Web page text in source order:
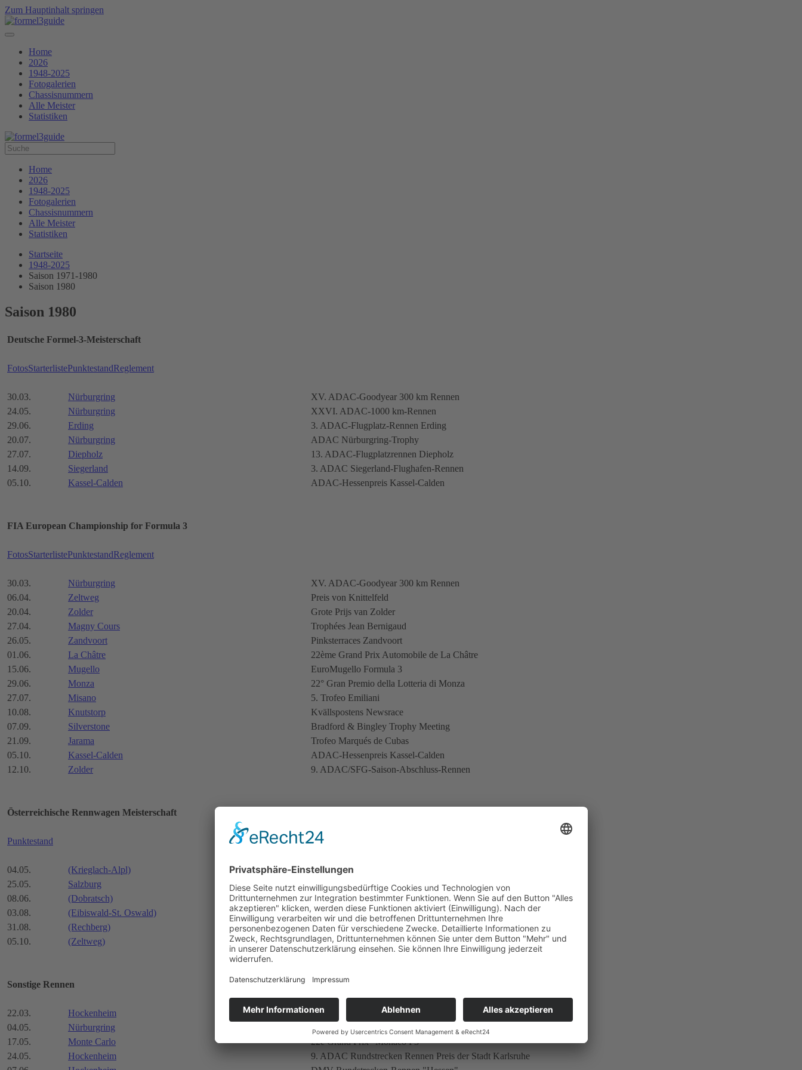
Zum Hauptinhalt springen
Home
2026
1948-2025
Fotogalerien
Chassisnummern
Alle Meister
Statistiken
Home
2026
1948-2025
Fotogalerien
Chassisnummern
Alle Meister
Statistiken
Startseite
1948-2025
Saison 1971-1980
Saison 1980
Saison 1980
Deutsche Formel-3-Meisterschaft
FotosStarterlistePunktestandReglement
30.03. Nürburgring
XV. ADAC-Goodyear 300 km Rennen
24.05.
Nürburgring
XXVI. ADAC-1000 km-Rennen
29.06.
Erding
3. ADAC-Flugplatz-Rennen Erding
20.07.
Nürburgring
ADAC Nürburgring-Trophy
27.07.
Diepholz
13. ADAC-Flugplatzrennen Diepholz
14.09.
Siegerland
3. ADAC Siegerland-Flughafen-Rennen
05.10.
Kassel-Calden ADAC-Hessenpreis Kassel-Calden
FIA European Championship for Formula 3
FotosStarterlistePunktestandReglement
30.03. Nürburgring
XV. ADAC-Goodyear 300 km Rennen
06.04.
Zeltweg
Preis von Knittelfeld
20.04.
Zolder
Grote Prijs van Zolder
27.04.
Magny Cours
Trophées Jean Bernigaud
26.05.
Zandvoort
Pinksterraces Zandvoort
01.06.
La Châtre
22ème Grand Prix Automobile de La Châtre
15.06.
Mugello
EuroMugello Formula 3
29.06.
Monza
22° Gran Premio della Lotteria di Monza
27.07.
Misano
5. Trofeo Emiliani
10.08.
Knutstorp
Kvällspostens Newsrace
07.09.
Silverstone
Bradford & Bingley Trophy Meeting
21.09.
Jarama
Trofeo Marqués de Cubas
05.10.
Kassel-Calden
ADAC-Hessenpreis Kassel-Calden
12.10.
Zolder 9. ADAC/SFG-Saison-Abschluss-Rennen
Österreichische Rennwagen Meisterschaft
Punktestand
04.05. (Krieglach-Alpl)
16. Alpl-Bergrennen
25.05.
Salzburg
Austria-Trophäe Salzburgring
08.06.
(Dobratsch)
24. Großer Bergpreis von Österreich
03.08.
(Eibiswald-St. Oswald)
Eibiswalder Bergrennen
31.08.
(Rechberg)
Rechberg Rennen
05.10.
(Zeltweg) Preis von Zeltweg
Sonstige Rennen
22.03. Hockenheim
ADAC/MCS "Preis der Stadt Stuttgart"
04.05.
Nürburgring
ADAC-Rundstreckenrennen um den "Jan-Wellem-Pokal"
17.05.
Monte Carlo
22e Grand Prix "Monaco F3"
24.05.
Hockenheim
9. ADAC Rundstrecken Rennen Preis der Stadt Karlsruhe